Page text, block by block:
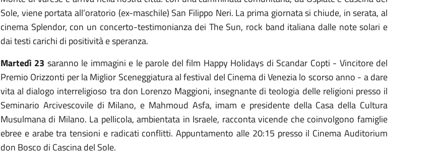
Sole, viene portata all’oratorio (ex-maschile) San Filippo Neri. La prima giornata si chiude, in serata, al
cinema Splendor, con un concerto-testimonianza dei The Sun, rock band italiana dalle note solari e
dai testi carichi di positività e speranza.
Martedì 23 saranno le immagini e le parole del film Happy Holidays di Scandar Copti - Vincitore del
Premio Orizzonti per la Miglior Sceneggiatura al festival del Cinema di Venezia lo scorso anno - a dare
vita al dialogo interreligioso tra don Lorenzo Maggioni, insegnante di teologia delle religioni presso il
Seminario Arcivescovile di Milano, e Mahmoud Asfa, imam e presidente della Casa della Cultura
Musulmana di Milano. La pellicola, ambientata in Israele, racconta vicende che coinvolgono famiglie
ebree e arabe tra tensioni e radicati conflitti. Appuntamento alle 20:15 presso il Cinema Auditorium
don Bosco di Cascina del Sole.